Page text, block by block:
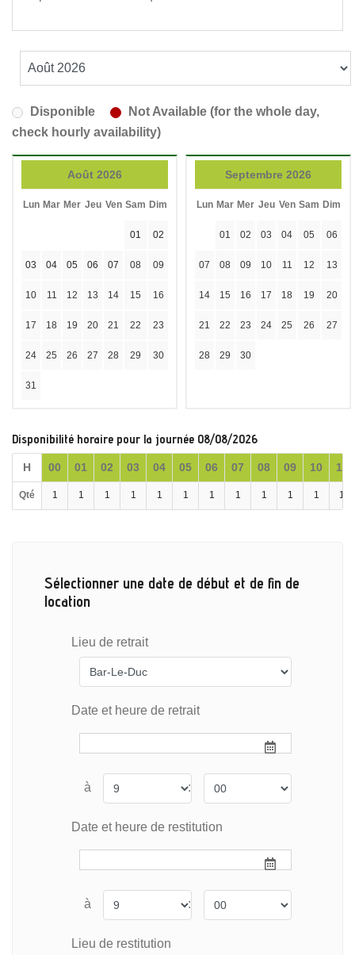
Disponible
Not Available (for the whole day,
check hourly availability)
Août 2026
Lun Mar Mer Jeu Ven Sam Dim
01 02
03 04 05 06 07 08 09
10 11 12 13 14 15 16
17 18 19 20 21 22 23
24 25 26 27 28 29 30
31
Septembre 2026
Lun Mar Mer Jeu Ven Sam Dim
01 02 03 04 05 06
07 08 09 10 11 12 13
14 15 16 17 18 19 20
21 22 23 24 25 26 27
28 29 30
Disponibilité horaire pour la journée 08/08/2026
H 00 01 02 03 04 05 06 07 08 09 10 11
Qté 1 1 1 1 1 1 1 1 1 1 1 1
Sélectionner une date de début et de fin de
location
Lieu de retrait
Date et heure de retrait
à :
Date et heure de restitution
à :
Lieu de restitution